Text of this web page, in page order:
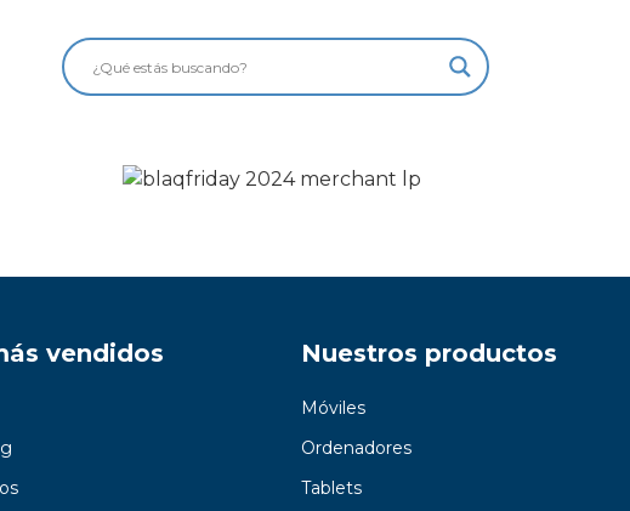
vendidos Nuestros productos
Móviles
Ordenadores
Tablets